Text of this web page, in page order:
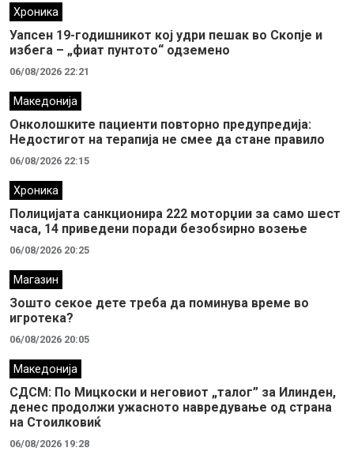
Хроника
Уапсен 19-годишникот кој удри пешак во Скопје и
избега – „фиат пунтото“ одземено
06/08/2026 22:21
Македонија
Онколошките пациенти повторно предупредија:
Недостигот на терапија не смее да стане правило
06/08/2026 22:15
Хроника
Полицијата санкционира 222 моторџии за само шест
часа, 14 приведени поради безобѕирно возење
06/08/2026 20:25
Магазин
Зошто секое дете треба да поминува време во
игротека?
06/08/2026 20:05
Македонија
СДСМ: По Мицкоски и неговиот „талог” за Илинден,
денес продолжи ужасното навредување од страна
на Стоилковиќ
06/08/2026 19:28